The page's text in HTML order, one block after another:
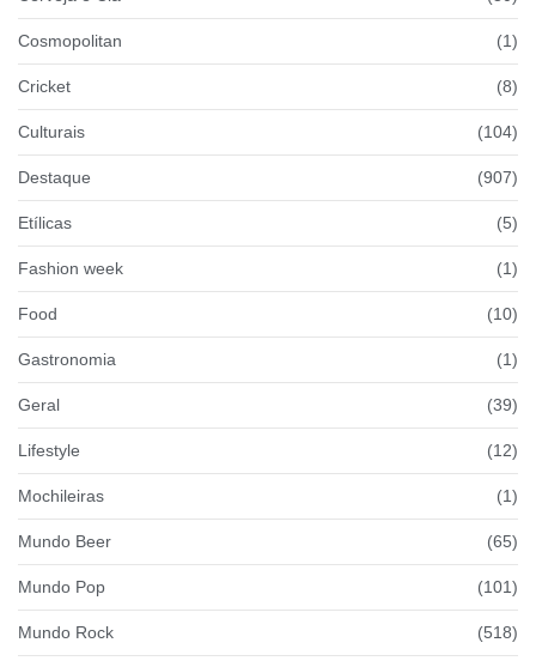
Cosmopolitan (1)
Cricket (8)
Culturais (104)
Destaque (907)
Etílicas (5)
Fashion week (1)
Food (10)
Gastronomia (1)
Geral (39)
Lifestyle (12)
Mochileiras (1)
Mundo Beer (65)
Mundo Pop (101)
Mundo Rock (518)